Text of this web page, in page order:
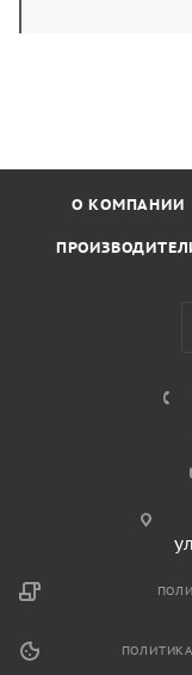
О КОМПАНИИ